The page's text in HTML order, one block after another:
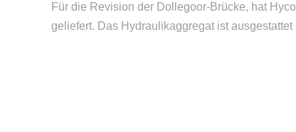
Für die Revision der Dollegoor-Brücke, hat
geliefert. Das Hydraulikaggregat ist